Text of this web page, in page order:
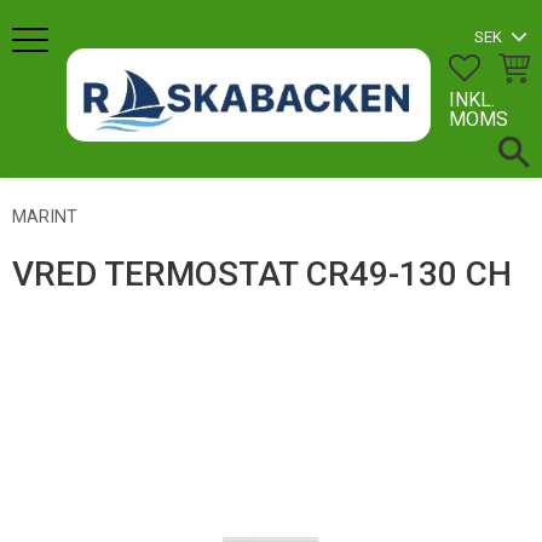
Meny
INKL.
MOMS
MARINT
VRED TERMOSTAT CR49-130 CH